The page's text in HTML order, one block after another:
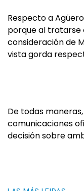
Respecto a
porque al tratarse
consideración de
vista gorda
De todas
comunicaciones
decisión sobre